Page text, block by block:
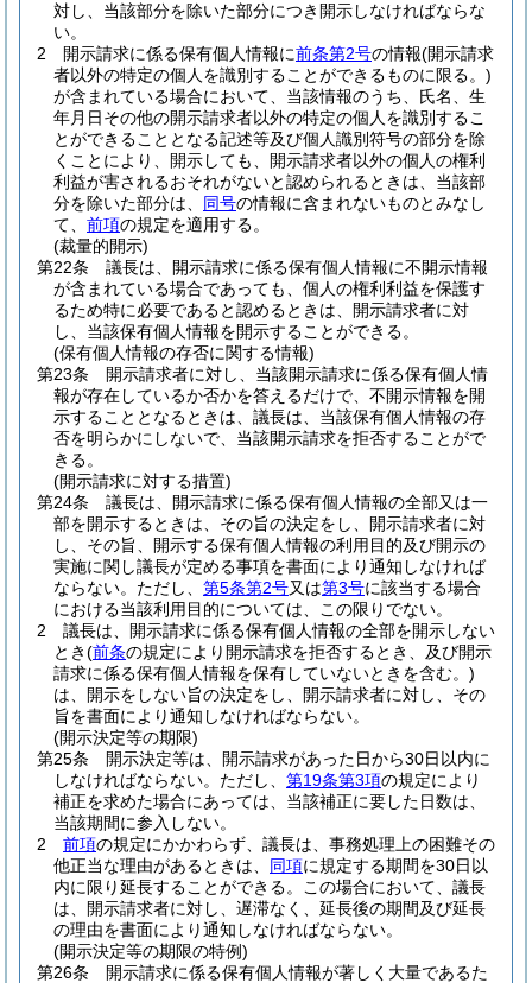
対し、当該部分を除いた部分につき開示しなければならな
い。
2
開示請求に係る保有個人情報に前条第2号の情報(開示請求
者以外の特定の個人を識別することができるものに限る。)
が含まれている場合において、当該情報のうち、氏名、生
年月日その他の開示請求者以外の特定の個人を識別するこ
とができることとなる記述等及び個人識別符号の部分を除
くことにより、開示しても、開示請求者以外の個人の権利
利益が害されるおそれがないと認められるときは、当該部
分を除いた部分は、 同号の情報に含まれないものとみなし
て、 前項の規定を適用する。
(裁量的開示)
第22条
議長は、開示請求に係る保有個人情報に不開示情報
が含まれている場合であっても、個人の権利利益を保護す
るため特に必要であると認めるときは、開示請求者に対
し、当該保有個人情報を開示することができる。
(保有個人情報の存否に関する情報)
第23条
開示請求者に対し、当該開示請求に係る保有個人情
報が存在しているか否かを答えるだけで、不開示情報を開
示することとなるときは、議長は、当該保有個人情報の存
否を明らかにしないで、当該開示請求を拒否することがで
きる。
(開示請求に対する措置)
第24条
議長は、開示請求に係る保有個人情報の全部又は一
部を開示するときは、その旨の決定をし、開示請求者に対
し、その旨、開示する保有個人情報の利用目的及び開示の
実施に関し議長が定める事項を書面により通知しなければ
ならない。 ただし、 第5条第2号又は第3号に該当する場合
における当該利用目的については、この限りでない。
2
議長は、開示請求に係る保有個人情報の全部を開示しない
とき(前条の規定により開示請求を拒否するとき、及び開示
請求に係る保有個人情報を保有していないときを含む。)
は、開示をしない旨の決定をし、開示請求者に対し、その
旨を書面により通知しなければならない。
(開示決定等の期限)
第25条
開示決定等は、開示請求があった日から30日以内に
しなければならない。 ただし、 第19条第3項の規定により
補正を求めた場合にあっては、当該補正に要した日数は、
当該期間に参入しない。
2
前項の規定にかかわらず、議長は、事務処理上の困難その
他正当な理由があるときは、 同項に規定する期間を30日以
内に限り延長することができる。
この場合において、議長
は、開示請求者に対し、遅滞なく、延長後の期間及び延長
の理由を書面により通知しなければならない。
(開示決定等の期限の特例)
第26条
開示請求に係る保有個人情報が著しく大量であるた